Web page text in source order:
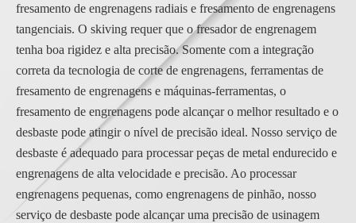
fresamento de engrenagens radiais e fresamento de engrenagens
tangenciais. O skiving requer que o fresador de engrenagem
tenha boa rigidez e alta precisão. Somente com a integração
correta da tecnologia de corte de engrenagens, ferramentas de
fresamento de engrenagens e máquinas-ferramentas, o
fresamento de engrenagens pode alcançar o melhor resultado e o
desbaste pode atingir o nível de precisão ideal. Nosso serviço de
desbaste é adequado para processar peças de metal endurecido e
engrenagens de alta velocidade e precisão. Ao processar
engrenagens pequenas, como engrenagens de pinhão, nosso
serviço de desbaste pode alcançar uma precisão de usinagem